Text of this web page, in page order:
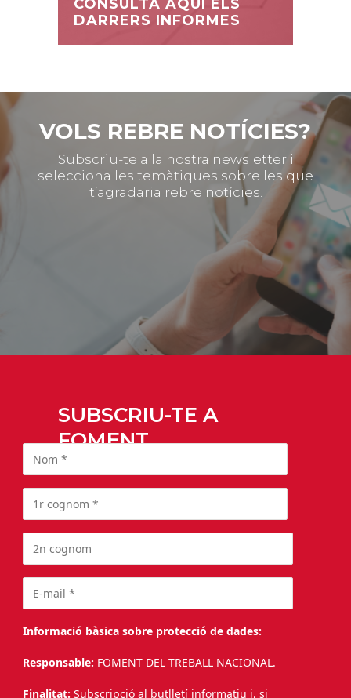
CONSULTA AQUÍ ELS
VOLS REBRE NOTÍCIES?
Subscriu-te a la nostra newsletter i
selecciona les temàtiques sobre les que
t’agradaria rebre notícies.
SUBSCRIU-TE A
FOMENT